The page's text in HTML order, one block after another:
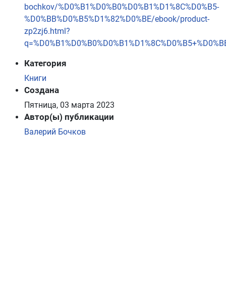
bochkov/%D0%B1%D0%B0%D0%B1%D1%8C%D0%B5-
%D0%BB%D0%B5%D1%82%D0%BE/ebook/product-
zp2zj6.html?
Категория
Книги
Создана
Пятница, 03 марта 2023
Автор(ы) публикации
Валерий Бочков